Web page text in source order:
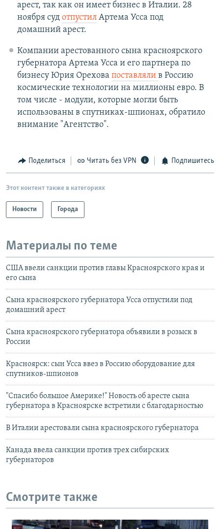
арест, так как он имеет бизнес в Италии. 28
ноября суд отпустилАртема Усса под
домашний арест.
Компании арестованного сына красноярского
губернатора Артема Усса и его партнера по
бизнесу Юрия Орехова поставляли в Россию
космические технологии на миллионы евро. В
том числе - модули, которые могли быть
использованы в спутниках-шпионах, обратило
внимание "Агентство".
Поделиться Читать без VPN Подпишитесь
Этот контент также в категориях
Новости Города
Материалы по теме
США ввели санкции против главы Красноярского края и
его сына
Сына красноярского губернатора Усса отпустили под
домашний арест
Сына красноярского губернатора объявили в розыск в
России
Красноярск: сын Усса ввез в Россию оборудование для
спутников-шпионов
"Спасибо большое Америке!" Новость об аресте сына
губернатора в Красноярске встретили с благодарностью
В Италии арестовали сына красноярского губернатора
Канада ввела санкции против трех сибирских
губернаторов
Смотрите также